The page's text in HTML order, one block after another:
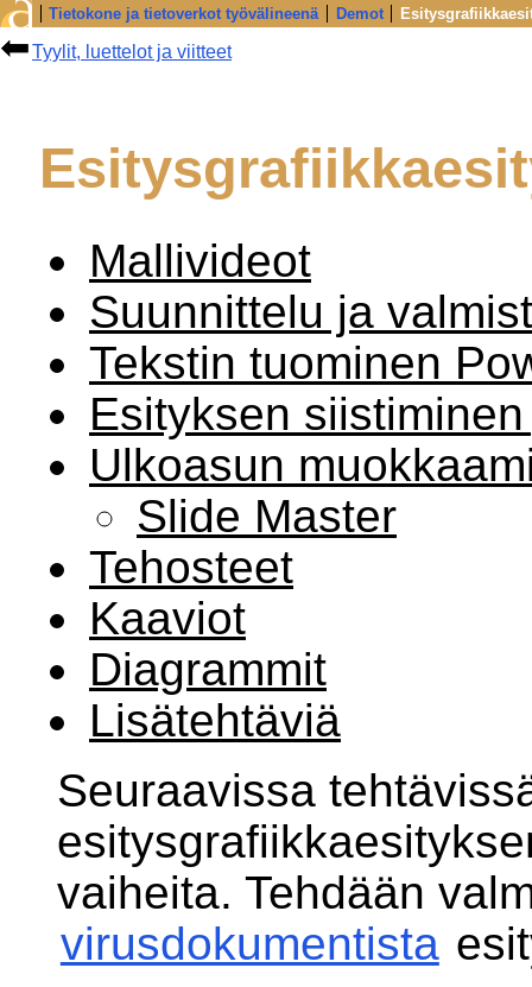
Mallivideot
Suunnittelu ja
Tekstin tuominen
Esityksen
Ulkoasun
Slide Master
Tehosteet
Kaaviot
Diagrammit
Lisätehtäviä
Seuraavissa
vaiheita. Tehdään
virusdokumentista
Tyylit, luettelot ja viitteet
Tietokone ja tietoverkot työvälineenä Demot